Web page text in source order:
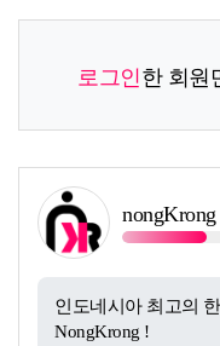
로그인한 회원
nongKrong
인도네시아 최고의
NongKrong !